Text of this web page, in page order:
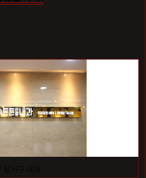
달서구 내과